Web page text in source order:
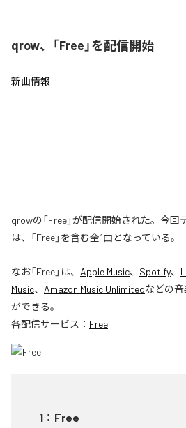
qrow、「Free」を配信開始
新曲情報
qrowの「Free」が配信開始された。今
は、「Free」を含む全1曲となっている。
なお「Free」は、 Apple Music、 Spotify、
Music、 Amazon Music Unlimitedなどの
ができる。
各配信サービス： Free
1 ： Free